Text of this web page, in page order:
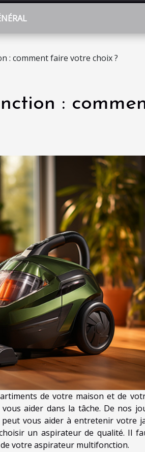
: comment faire votre choix ?
:
de votre maison et de
aider dans la tâche. De nos
vous aider à entretenir votre
un aspirateur de qualité. Il
votre aspirateur multifonction.